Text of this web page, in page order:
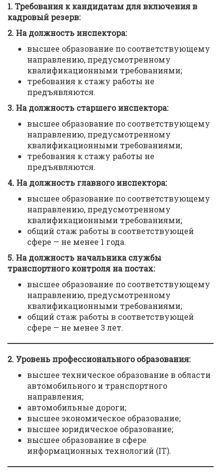
1. Требования к кандидатам для включения в
кадровый резерв:
2. На должность инспектора:
высшее образование по соответствующему
направлению, предусмотренному
квалификационными требованиями;
требования к стажу работы не
предъявляются.
3. На должность старшего инспектора:
высшее образование по соответствующему
направлению, предусмотренному
квалификационными требованиями;
требования к стажу работы не
предъявляются.
4. На должность главного инспектора:
высшее образование по соответствующему
направлению, предусмотренному
квалификационными требованиями;
общий стаж работы в соответствующей
сфере — не менее 1 года.
5. На должность начальника службы
транспортного контроля на постах:
высшее образование по соответствующему
направлению, предусмотренному
квалификационными требованиями;
общий стаж работы в соответствующей
сфере — не менее 3 лет.
2. Уровень профессионального образования:
высшее техническое образование в области
автомобильного и транспортного
направления;
автомобильные дороги;
высшее экономическое образование;
высшее юридическое образование;
высшее образование в сфере
информационных технологий (IT).